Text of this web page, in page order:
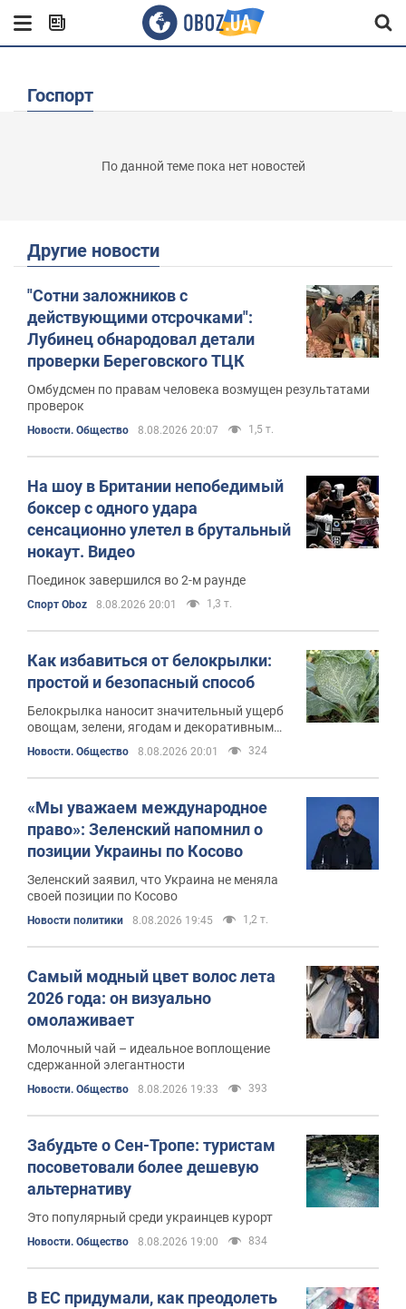
Госпорт
По данной теме пока нет новостей
Другие новости
"Сотни заложников с
действующими отсрочками":
Лубинец обнародовал детали
проверки Береговского ТЦК
Омбудсмен по правам человека возмущен результатами
проверок
Новости. Общество 8.08.2026 20:07 1,5 т.
На шоу в Британии непобедимый
боксер с одного удара
сенсационно улетел в брутальный
нокаут. Видео
Поединок завершился во 2-м раунде
Спорт Oboz 8.08.2026 20:01 1,3 т.
Как избавиться от белокрылки:
простой и безопасный способ
Белокрылка наносит значительный ущерб
овощам, зелени, ягодам и декоративным
Новости. Общество 8.08.2026 20:01 324
«Мы уважаем международное
право»: Зеленский напомнил о
позиции Украины по Косово
Зеленский заявил, что Украина не меняла
своей позиции по Косово
Новости политики 8.08.2026 19:45 1,2 т.
Самый модный цвет волос лета
2026 года: он визуально
омолаживает
Молочный чай – идеальное воплощение
сдержанной элегантности
Новости. Общество 8.08.2026 19:33 393
Забудьте о Сен-Тропе: туристам
посоветовали более дешевую
альтернативу
Это популярный среди украинцев курорт
Новости. Общество 8.08.2026 19:00 834
В ЕС придумали, как преодолеть